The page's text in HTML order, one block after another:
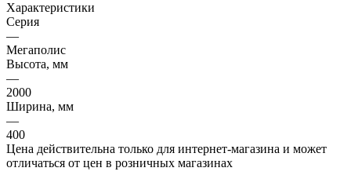
Характеристики
Серия
—
Мегаполис
Высота, мм
—
2000
Ширина, мм
—
400
Цена действительна только для интернет-магазина и может
отличаться от цен в розничных магазинах